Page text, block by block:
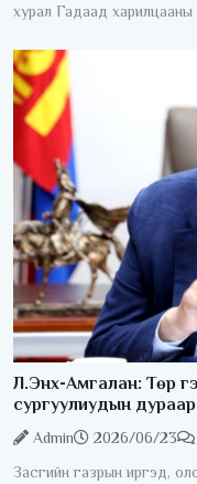
хурал Гадаад
Л.Энх-Амгалан: Төр
сургуулиудын
Admin 2026/06/23
Засгийн газрын иргэд,